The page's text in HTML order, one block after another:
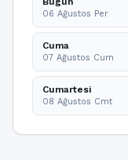
06 Ağustos Per
Cuma
07 Ağustos Cum
Cumartesi
08 Ağustos Cmt